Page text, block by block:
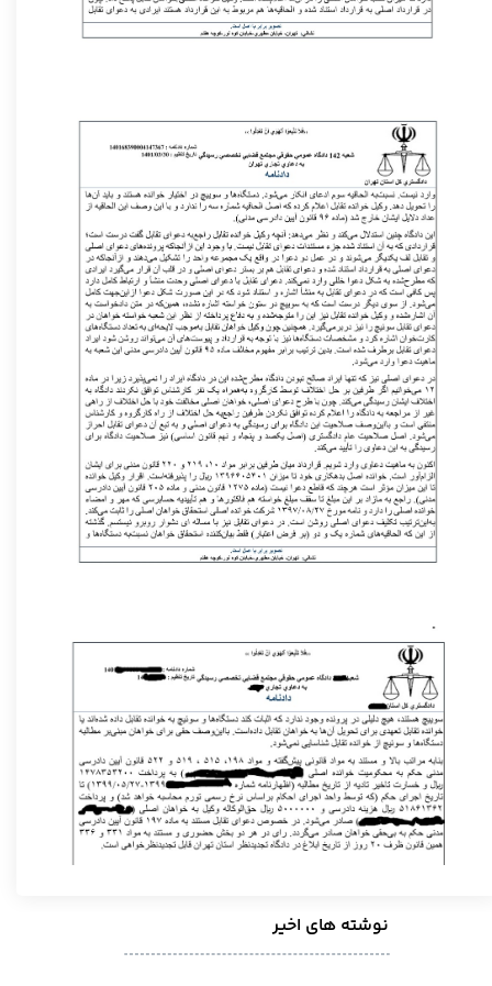
نوشته های اخیر